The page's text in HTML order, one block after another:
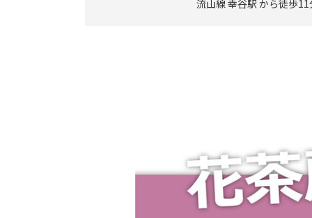
流山線 幸谷駅 から徒歩11